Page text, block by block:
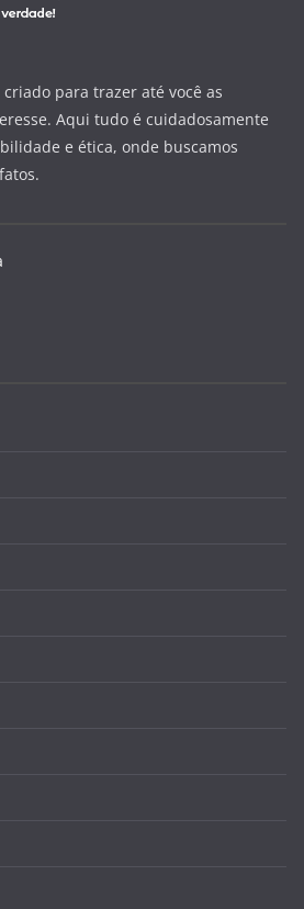
para trazer até você as
Aqui tudo é cuidadosamente
e ética, onde buscamos